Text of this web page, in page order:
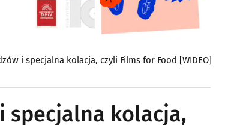
i specjalna kolacja, czyli Films for Food [WIDEO]
specjalna kolacja,